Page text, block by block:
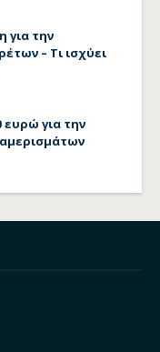
για την
– Τι ισχύει
ευρώ για την